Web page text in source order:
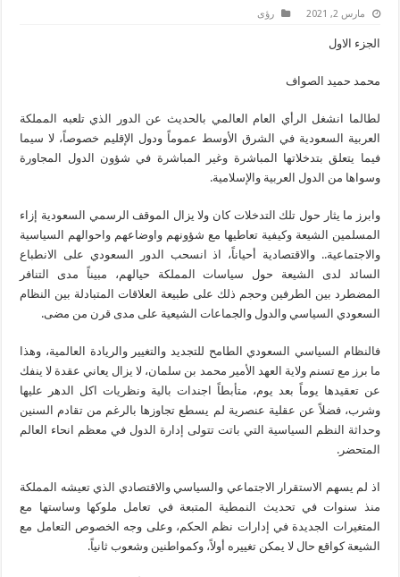
مارس 2, 2021 رؤى
الجزء الاول
محمد حميد الصواف
لطالما انشغل الرأي العام العالمي بالحديث عن الدور الذي تلعبه المملكة
العربية السعودية في الشرق الأوسط عموماً ودول الإقليم خصوصاً، لا سيما
فيما يتعلق بتدخلاتها المباشرة وغير المباشرة في شؤون الدول المجاورة
وسواها من الدول العربية والإسلامية.
وابرز ما يثار حول تلك التدخلات كان ولا يزال الموقف الرسمي السعودية إزاء
المسلمين الشيعة وكيفية تعاطيها مع شؤونهم واوضاعهم واحوالهم السياسية
والاجتماعية.. والاقتصادية أحياناً، اذ انسحب الدور السعودي على الانطباع
السائد لدى الشيعة حول سياسات المملكة حيالهم، مبيناً مدى التنافر
المضطرد بين الطرفين وحجم ذلك على طبيعة العلاقات المتبادلة بين النظام
السعودي السياسي والدول والجماعات الشيعية على مدى قرن من مضى.
فالنظام السياسي السعودي الطامح للتجديد والتغيير والريادة العالمية، وهذا
ما برز مع تسنم ولاية العهد الأمير محمد بن سلمان، لا يزال يعاني عقدة لا ينفك
عن تعقيدها يوماً بعد يوم، متأبطاً اجندات بالية ونظريات اكل الدهر عليها
وشرب، فضلاً عن عقلية عنصرية لم يسطع تجاوزها بالرغم من تقادم السنين
وحداثة النظم السياسية التي باتت تتولى إدارة الدول في معظم انحاء العالم
المتحضر.
اذ لم يسهم الاستقرار الاجتماعي والسياسي والاقتصادي الذي تعيشه المملكة
منذ سنوات في تحديث النمطية المتبعة في تعامل ملوكها وساستها مع
المتغيرات الجديدة في إدارات نظم الحكم، وعلى وجه الخصوص التعامل مع
الشيعة كواقع حال لا يمكن تغييره أولاً، وكمواطنين وشعوب ثانياً.